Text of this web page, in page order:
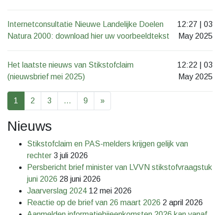
Internetconsultatie Nieuwe Landelijke Doelen
Natura 2000: download hier uw voorbeeldtekst
12:27 | 03
May 2025
Het laatste nieuws van Stikstofclaim
(nieuwsbrief mei 2025)
12:22 | 03
May 2025
1 2 3 … 9 »
Nieuws
Stikstofclaim en PAS-melders krijgen gelijk van
rechter 3 juli 2026
Persbericht brief minister van LVVN stikstofvraagstuk
juni 2026 28 juni 2026
Jaarverslag 2024 12 mei 2026
Reactie op de brief van 26 maart 2026 2 april 2026